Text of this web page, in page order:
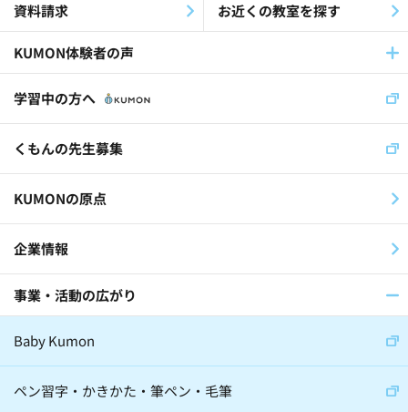
放課後等デイサービス(19)
児童福祉施設(11)
くもんの先生(30)
公文国際学園(29)
医師(32) 棋士(15)
俳優(8)
アナウンサー(6)
大学教授(18)
小説家(6)
資料請求 お近くの教室を探す
KUMON体験者の声
学習中の方へ
くもんの先生募集
KUMONの原点
企業情報
事業・活動の広がり
Baby Kumon
ペン習字・かきかた・筆ペン・毛筆